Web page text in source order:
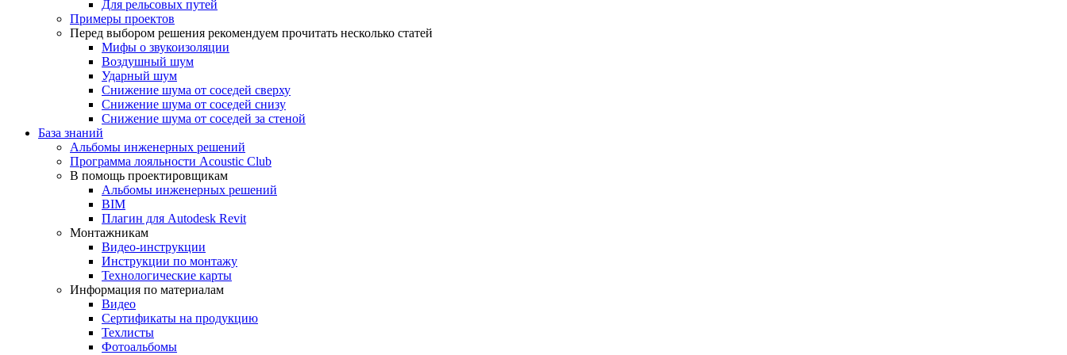
Для рельсовых путей
Примеры проектов
Перед выбором решения рекомендуем прочитать несколько статей
Мифы о звукоизоляции
Воздушный шум
Ударный шум
Снижение шума от соседей сверху
Снижение шума от соседей снизу
Снижение шума от соседей за стеной
База знаний
Альбомы инженерных решений
Программа лояльности Acoustic Club
В помощь проектировщикам
Альбомы инженерных решений
BIM
Плагин для Autodesk Revit
Монтажникам
Видео-инструкции
Инструкции по монтажу
Технологические карты
Информация по материалам
Видео
Сертификаты на продукцию
Техлисты
Фотоальбомы